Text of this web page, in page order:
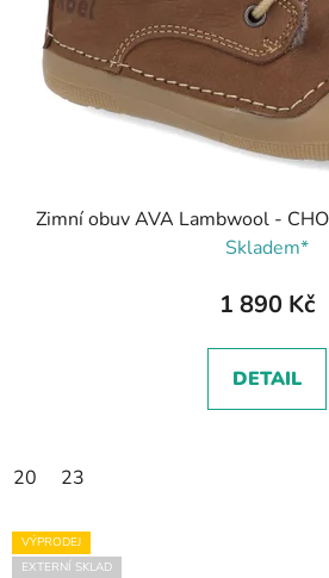
Zimní obuv AVA Lambwool -
Skladem*
1 890 Kč
DETAIL
20 23
VÝPRODEJ
EXTERNÍ SKLAD